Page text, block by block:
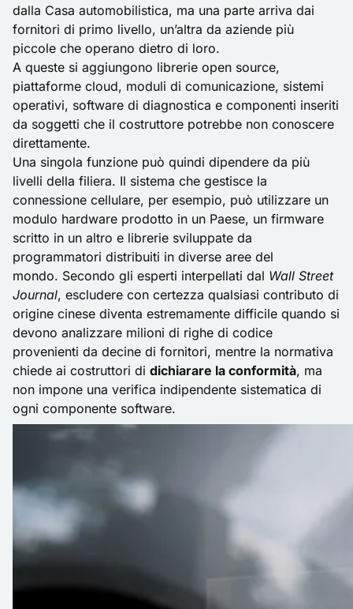
dalla Casa automobilistica, ma una parte arriva dai
fornitori di primo livello, un’altra da aziende più
piccole che operano dietro di loro.
A queste si aggiungono librerie open source,
piattaforme cloud, moduli di comunicazione, sistemi
operativi, software di diagnostica e componenti inseriti
da soggetti che il costruttore potrebbe non conoscere
direttamente.
Una singola funzione può quindi dipendere da più
livelli della filiera. Il sistema che gestisce la
connessione cellulare, per esempio, può utilizzare un
modulo hardware prodotto in un Paese, un firmware
scritto in un altro e librerie sviluppate da
programmatori distribuiti in diverse aree del
mondo. Secondo gli esperti interpellati dal Wall Street
Journal, escludere con certezza qualsiasi contributo di
origine cinese diventa estremamente difficile quando si
devono analizzare milioni di righe di codice
provenienti da decine di fornitori, mentre la normativa
chiede ai costruttori di dichiarare la conformità, ma
non impone una verifica indipendente sistematica di
ogni componente software.